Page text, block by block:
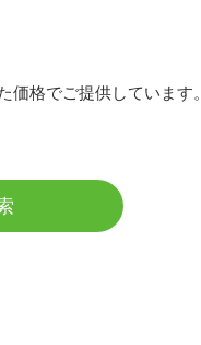
格でご提供しています。